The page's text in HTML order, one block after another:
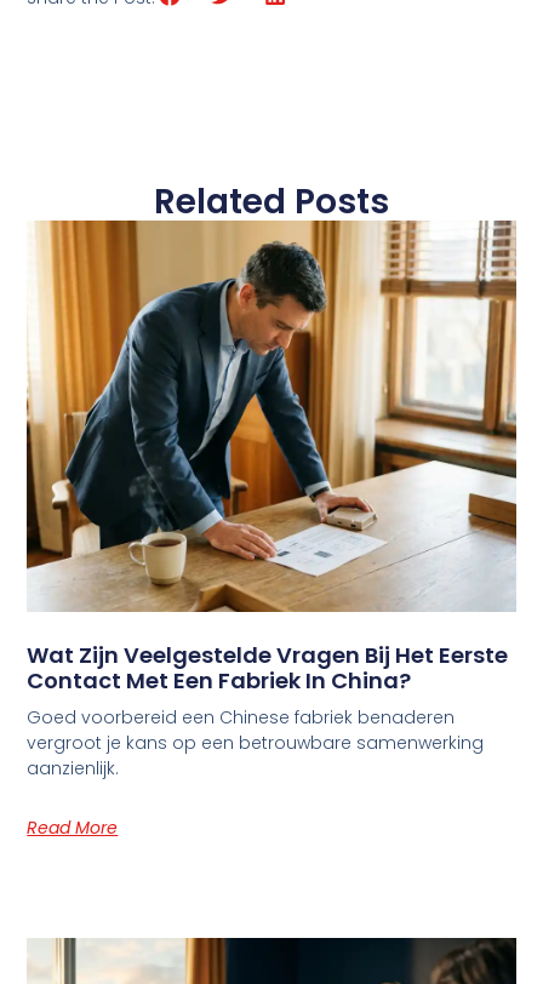
Related Posts
Wat Zijn Veelgestelde Vragen Bij Het Eerste
Contact Met Een Fabriek In China?
Goed voorbereid een Chinese fabriek benaderen
vergroot je kans op een betrouwbare samenwerking
aanzienlijk.
Read More